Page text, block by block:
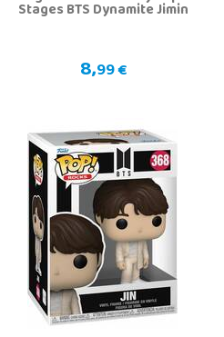
Stages BTS Dynamite Jimin
8,99 €